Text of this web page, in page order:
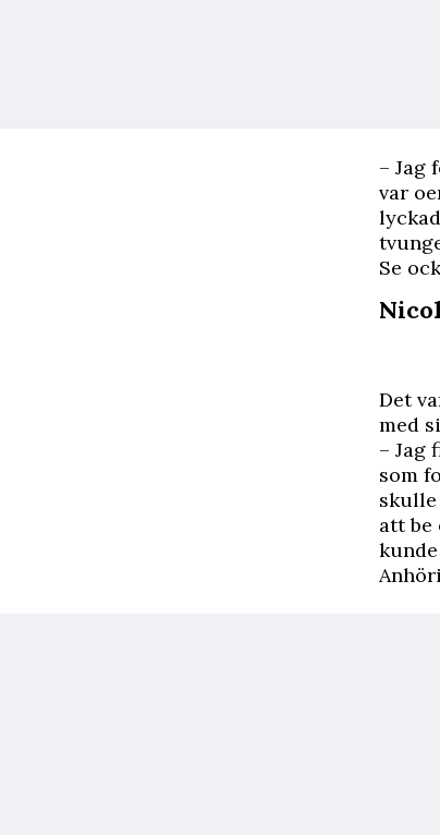
– Jag
var
Se
Det
med
– Jag
som
att be